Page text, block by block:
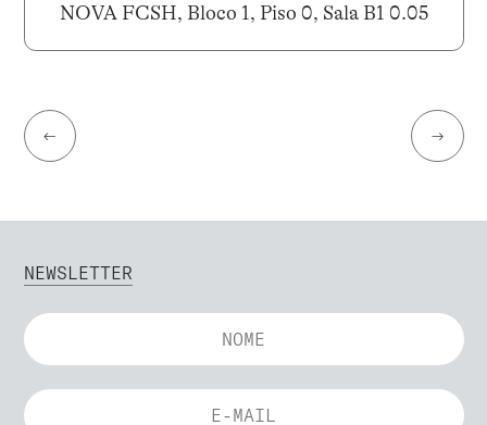
NOVA FCSH, Bloco 1, Piso 0, Sala B1 0.05
← →
NEWSLETTER